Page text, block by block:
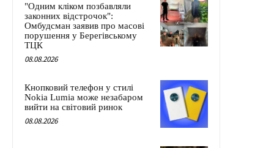
"Одним кліком позбавляли
законних відстрочок":
Омбудсман заявив про масові
порушення у Берегівському
ТЦК
08.08.2026
Кнопковий телефон у стилі
Nokia Lumia може незабаром
вийти на світовий ринок
08.08.2026